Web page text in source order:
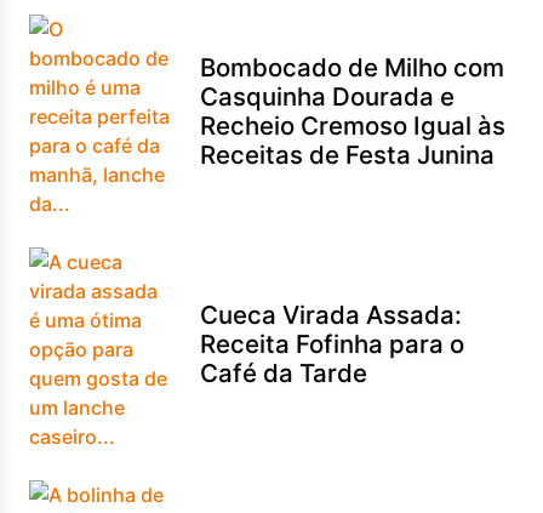
Bombocado de Milho com
Casquinha Dourada e
Recheio Cremoso Igual às
Receitas de Festa Junina
Cueca Virada Assada:
Receita Fofinha para o
Café da Tarde